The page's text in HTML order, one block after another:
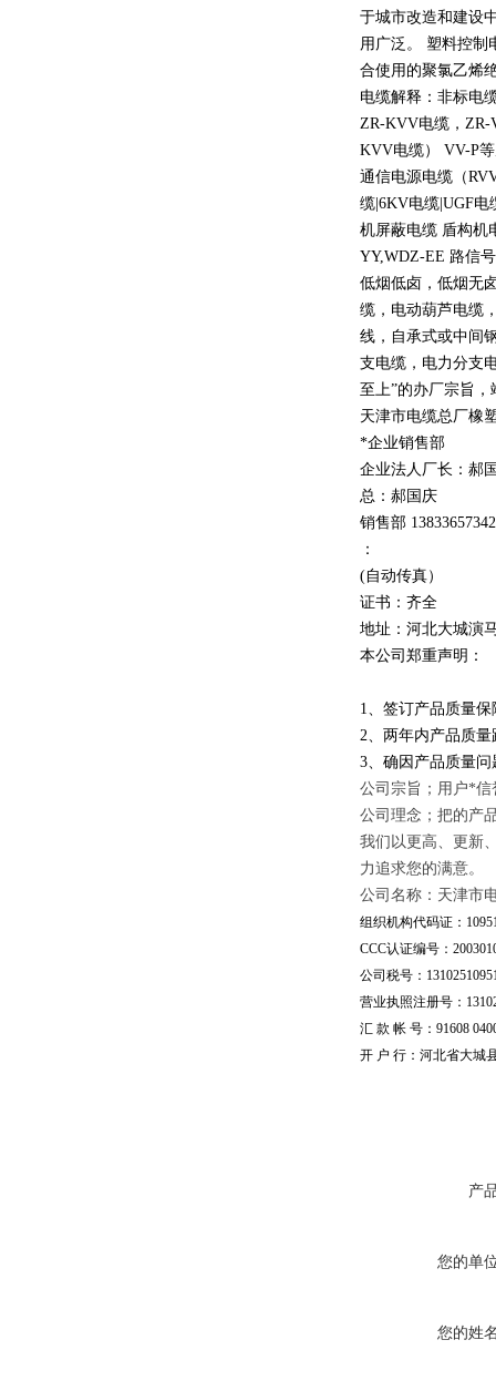
于城市改造和建设
用广泛。 塑料控制
合使用的聚氯乙烯
电缆解释：非标电
ZR-KVV电缆， ZR-
KVV电缆） VV-P
通信电源电缆（
缆 |6KV电缆 |UGF电
机屏蔽电缆 盾构机
YY,WDZ-EE 路信
低烟低卤，低烟无
缆，电动葫芦电缆
线，自承式或中间
支电缆，电力分支
至上”的办厂宗旨，
天津市电缆总厂橡
*企业销售部
企业法人厂长：郝
总：郝国庆
销售部 13833657342
：
(自动传真）
证书：齐全
地址：河北大城演
本公司郑重声明：
1、签订产品质量
2、两年内产品质
3、确因产品质量
公司宗旨；用户*
公司理念；把的产
我们以更高、更新
力追求您的满意。
公司名称：天津市
组织机构代码证：
CCC认证编号：
公司税号：
营业执照注册号：
汇 款 帐 号：91608
开 户 行：河北省大城
产
您的单
您的姓